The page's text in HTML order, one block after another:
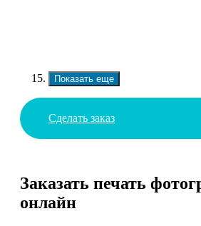
Показать еще
Сделать заказ
Заказать печать
онлайн